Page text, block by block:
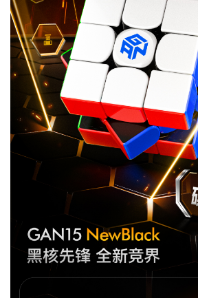
Swift Block
智能系列
GAN356 i
carry E
GAN12 ui
FreePlay
356 i carry S GAN12 ui
Maglev
智能配件
GAN 智能计
GAN 星环计
时器
GAN V100 GAN16
Maglev
GAN14
Maglev Pro
GAN 12
GAN GAN Skewb
M
356 Maglev GAN 五魔 GAN 356 M
GAN16
Maglev
GAN15
Maglev Maglev Pro
GAN 12 GAN251 M
pro
GAN魔方拼
图
GAN 金字塔 GAN 五魔
GAN 五魔
GAN 十周年
礼盒
小金蟒周边 GAN328
GAN 旋转展 GAN 三角展
示架
滑油
GAN 中心盖
奇钰 晶玺
真爱粉 圣诞绿 小透蓝
国色330 有鱼 GAN11夏日
雀灵 夏日限定 昆仑
MG3 智能魔
方
MG3 云顶魔
方
MG 标准二阶 MG三阶套装 MG3 磁力三
阶
MG 斜转
Swift 3x3
Cube
华容道